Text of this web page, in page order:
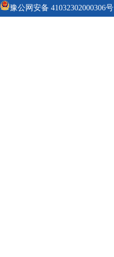
豫公网安备 41032302000306号